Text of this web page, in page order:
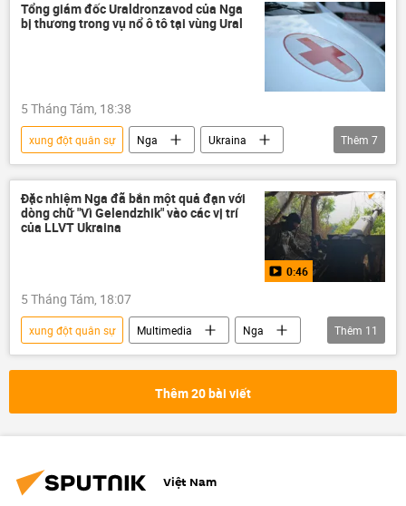
Thế giới
Nga
Liên bang Nga
Ukraina
Quân đội Ukraina
Tổng giám đốc Uraldronzavod của Nga
bị thương trong vụ nổ ô tô tại vùng Ural
5 Tháng Tám, 18:38
xung đột quân sự Nga
Ukraina
Thế giới
vụ khủng bố
UAV
Quân sự
Quân đội Nga
quân đội
Chiến dịch quân sự đặc biệt tại Ukraina
Thêm 7
Đặc nhiệm Nga đã bắn một quả đạn với
dòng chữ "Vì Gelendzhik" vào các vị trí
của LLVT Ukraina
0:46
5 Tháng Tám, 18:07
xung đột quân sự Multimedia
Nga
Quân đội Nga
Ukraina
Thế giới
lực lượng vũ trang Nga
lực lượng vũ trang
Video
bị thương
thiệt mạng
Thêm 11
Thêm 20 bài viết
Việt Nam